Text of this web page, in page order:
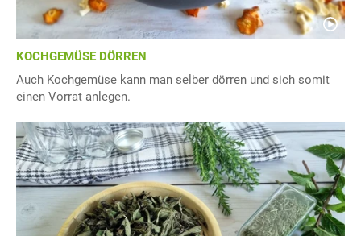
KOCHGEMÜSE DÖRREN
Auch Kochgemüse kann man selber dörren und sich somit
einen Vorrat anlegen.